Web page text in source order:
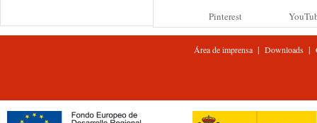
Pinterest
Área de imprensa| Downloads|